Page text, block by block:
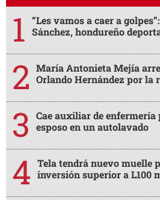
“Les vamos a caer a
Sánchez, hondureño
María Antonieta Mejía
Orlando Hernández por la
Cae auxiliar de enfermería
esposo en un autolavado
Tela tendrá nuevo muelle
inversión superior a L100